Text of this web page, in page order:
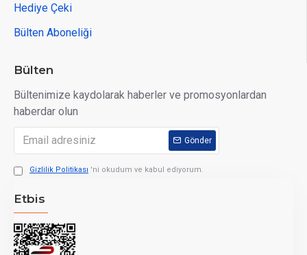
ÜRÜN DETAYLARI
KULLANIM ALANLARI:
Bahçe, balkon, teras
Özel ve ticari mekanlar
MALZEME:
Hediye Çeki
Bülten Aboneliği
Bülten
Bültenimize kaydolarak haberler ve promosyonlardan
haberdar olun
Gönder
Gizlilik Politikası 'ni okudum ve kabul ediyorum.
Etbis